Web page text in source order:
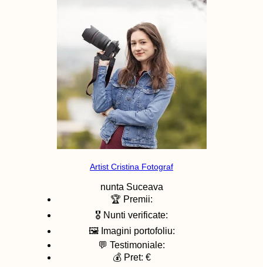
Artist Cristina Fotograf
nunta Suceava
🏆 Premii:
🎖️ Nunti verificate:
🖼️ Imagini portofoliu:
💬 Testimoniale:
💰 Pret: €